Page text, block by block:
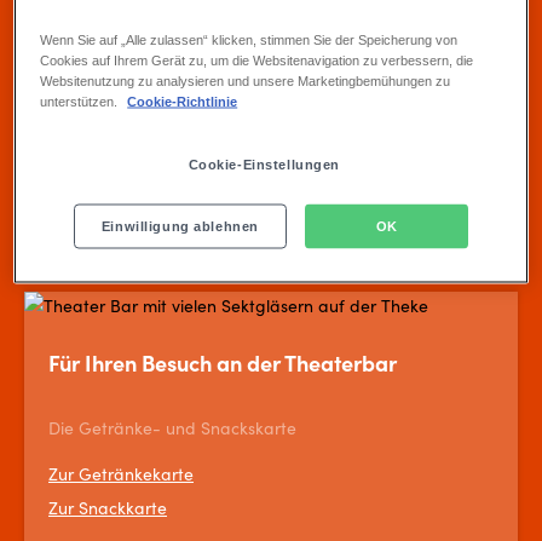
Für eine entspannte Pause
Bestellen und bezahlen Sie bereits vor der Show an der
Bar Ihre Pausenbewirtung.
Mehr erfahren
Für Ihren Besuch an der Theaterbar
Die Getränke- und Snackskarte
Zur Getränkekarte
Zur Snackkarte
Wenn Sie auf „Alle zulassen“ klicken, stimmen Sie der Speicherung von
Cookies auf Ihrem Gerät zu, um die Websitenavigation zu verbessern, die
Websitenutzung zu analysieren und unsere Marketingbemühungen zu
unterstützen.
Cookie-Richtlinie
Cookie-Einstellungen
Einwilligung ablehnen OK